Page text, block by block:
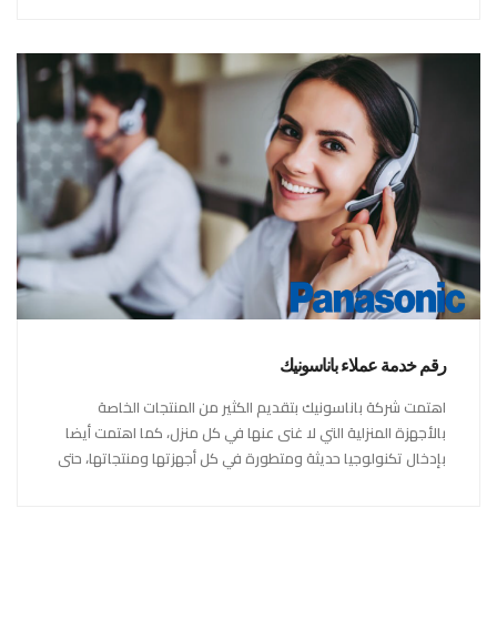
رقم خدمة عملاء باناسونيك
اهتمت شركة باناسونيك بتقديم الكثير من المنتجات الخاصة
بالأجهزة المنزلية التي لا غنى عنها في كل منزل، كما اهتمت أيضا
بإدخال تكنولوجيا حديثة ومتطورة في كل أجهزتها ومنتجاتها، حتى